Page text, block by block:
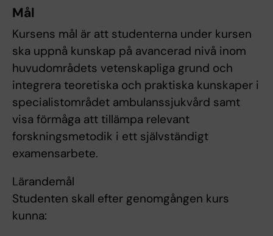
Mål
Kursens mål är att studenterna under kursen
ska uppnå kunskap på avancerad nivå inom
huvudområdets vetenskapliga grund och
integrera teoretiska och praktiska kunskaper i
specialistområdet ambulanssjukvård samt
visa förmåga att tillämpa relevant
forskningsmetodik i ett självständigt
examensarbete.
Lärandemål
Studenten skall efter genomgången kurs
kunna: